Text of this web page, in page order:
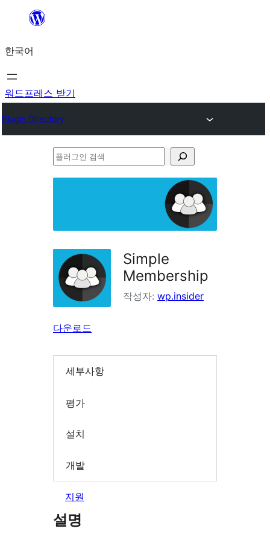
츠
로
바
가
한국어
워드프레스 받기
Plugin Directory
플
검
색
Simple
Membership
작성자: wp.insider
다운로드
세부사항
평가
설치
개발
지원
설명